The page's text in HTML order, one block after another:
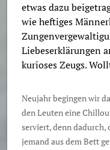
etwas dazu
wie heftiges
Liebeserklärungen
kurioses Zeugs.
Neujahr begingen wir
den Leuten eine
serviert, denn dadurch,
jemand aus dem Bett